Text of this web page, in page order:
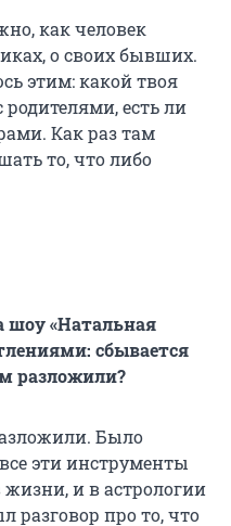
как человек
о своих бывших.
этим: какой твоя
есть ли
Как раз там
то, чтолибо
шоу «Натальная
сбывается
разложили?
Было
эти инструменты
и в астрологии
разговор про то, что